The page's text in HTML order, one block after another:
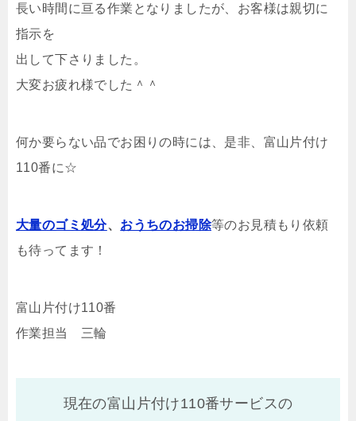
長い時間に亘る作業となりましたが、お客様は親切に
指示を
出して下さりました。
大変お疲れ様でした＾＾
何か要らない品でお困りの時には、是非、富山片付け
110番に☆
大量のゴミ処分、 おうちのお掃除等のお見積もり依頼
も待ってます！
富山片付け110番
作業担当 三輪
現在の富山片付け110番サービスの